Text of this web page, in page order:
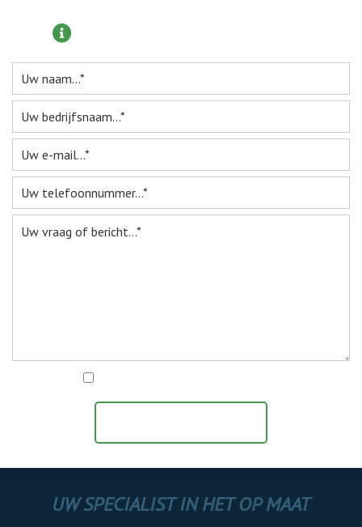
UW SPECIALIST IN HET OP MAAT